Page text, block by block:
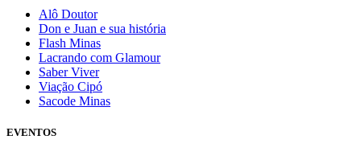
Alô Doutor
Don e Juan e sua história
Flash Minas
Lacrando com Glamour
Saber Viver
Viação Cipó
Sacode Minas
EVENTOS